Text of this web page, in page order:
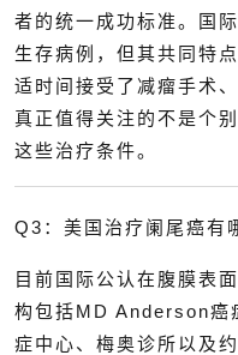
者的统一成功标准。国
生存病例，但其共同特
适时间接受了减瘤手术
真正值得关注的不是个
这些治疗条件。
Q3：美国治疗阑尾癌有
目前国际公认在腹膜表
构包括MD Anderson癌
症中心、梅奥诊所以及